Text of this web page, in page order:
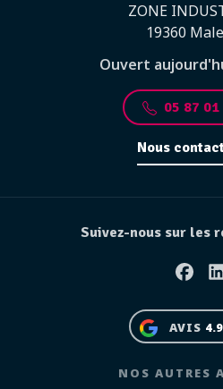
ZONE
19360
Ouvert
05 87
Nous
Suivez-nous sur les
AVIS
NOS AUTRES